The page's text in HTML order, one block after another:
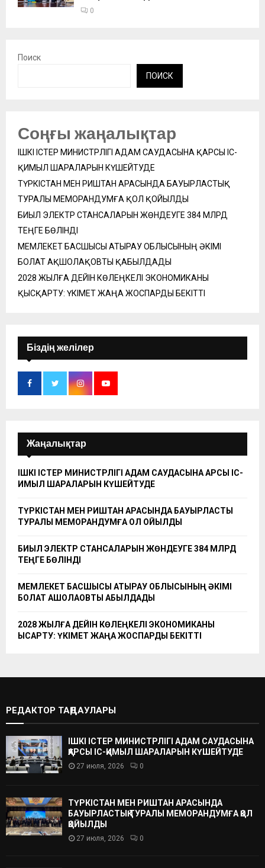
0
Поиск
ПОИСК
Соңғы жаңалықтар
ІШКІ ІСТЕР МИНИСТРЛІГІ АДАМ САУДАСЫНА ҚАРСЫ ІС-
ҚИМЫЛ ШАРАЛАРЫН КҮШЕЙТУДЕ
ТҮРКІСТАН МЕН РИШТАН АРАСЫНДА БАУЫРЛАСТЫҚ
ТУРАЛЫ МЕМОРАНДУМҒА ҚОЛ ҚОЙЫЛДЫ
БИЫЛ ЭЛЕКТР СТАНСАЛАРЫН ЖӨНДЕУГЕ 384 МЛРД
ТЕҢГЕ БӨЛІНДІ
МЕМЛЕКЕТ БАСШЫСЫ АТЫРАУ ОБЛЫСЫНЫҢ ӘКІМІ
БОЛАТ АҚШОЛАҚОВТЫ ҚАБЫЛДАДЫ
2028 ЖЫЛҒА ДЕЙІН КӨЛЕҢКЕЛІ ЭКОНОМИКАНЫ
ҚЫСҚАРТУ: ҮКІМЕТ ЖАҢА ЖОСПАРДЫ БЕКІТТІ
Біздің желілер
Жаңалықтар
ІШКІ ІСТЕР МИНИСТРЛІГІ АДАМ САУДАСЫНА ҚАРСЫ ІС-
ҚИМЫЛ ШАРАЛАРЫН КҮШЕЙТУДЕ
ТҮРКІСТАН МЕН РИШТАН АРАСЫНДА БАУЫРЛАСТЫҚ
ТУРАЛЫ МЕМОРАНДУМҒА ҚОЛ ҚОЙЫЛДЫ
БИЫЛ ЭЛЕКТР СТАНСАЛАРЫН ЖӨНДЕУГЕ 384 МЛРД
ТЕҢГЕ БӨЛІНДІ
МЕМЛЕКЕТ БАСШЫСЫ АТЫРАУ ОБЛЫСЫНЫҢ ӘКІМІ
БОЛАТ АҚШОЛАҚОВТЫ ҚАБЫЛДАДЫ
2028 ЖЫЛҒА ДЕЙІН КӨЛЕҢКЕЛІ ЭКОНОМИКАНЫ
ҚЫСҚАРТУ: ҮКІМЕТ ЖАҢА ЖОСПАРДЫ БЕКІТТІ
РЕДАКТОР ТАҢДАУЛАРЫ
ІШКІ ІСТЕР МИНИСТРЛІГІ АДАМ САУДАСЫНА
ҚАРСЫ ІС-ҚИМЫЛ ШАРАЛАРЫН КҮШЕЙТУДЕ
27 июля, 2026 0
ТҮРКІСТАН МЕН РИШТАН АРАСЫНДА
БАУЫРЛАСТЫҚ ТУРАЛЫ МЕМОРАНДУМҒА ҚОЛ
ҚОЙЫЛДЫ
27 июля, 2026 0